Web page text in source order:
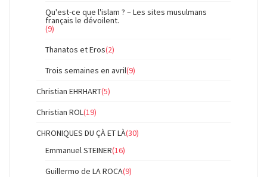
Qu'est-ce que l'islam ? – Les sites musulmans
français le dévoilent.
(9)
Thanatos et Eros(2)
Trois semaines en avril(9)
Christian EHRHART(5)
Christian ROL(19)
CHRONIQUES DU ÇÀ ET LÀ(30)
Emmanuel STEINER(16)
Guillermo de LA ROCA(9)